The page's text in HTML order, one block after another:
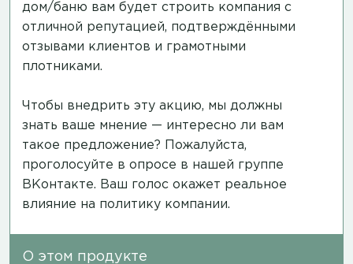
дом/баню вам будет строить компания с
отличной репутацией, подтверждёнными
отзывами клиентов и грамотными
плотниками.
Чтобы внедрить эту акцию, мы должны
знать ваше мнение — интересно ли вам
такое предложение? Пожалуйста,
проголосуйте в опросе в нашей группе
ВКонтакте. Ваш голос окажет реальное
влияние на политику компании.
О этом продукте